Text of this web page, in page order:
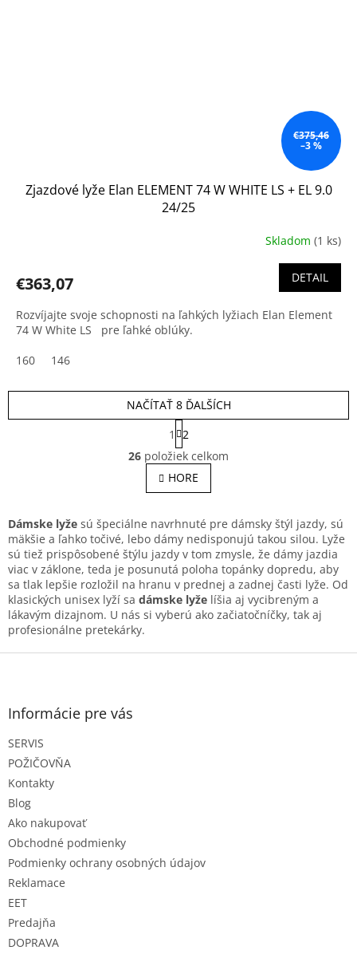
€375,46
–3 %
Zjazdové lyže Elan ELEMENT 74 W WHITE LS + EL 9.0
24/25
Skladom (1 ks)
€363,07 DETAIL
Rozvíjajte svoje schopnosti na ľahkých lyžiach Elan Element
74 W White LS pre ľahké oblúky.
160
146
O
v
l
á
a
c
i
e
p
r
v
NAČÍTAŤ 8 ĎALŠÍCH
S
t
r
á
n
k
v
a
n
i
e
1
2
26 položiek celkom
HORE
Dámske lyže sú špeciálne navrhnuté pre dámsky štýl jazdy, sú
mäkšie a ľahko točivé, lebo dámy nedisponujú takou silou. Lyže
sú tiež prispôsobené štýlu jazdy v tom zmysle, že dámy jazdia
viac v záklone, teda je posunutá poloha topánky dopredu, aby
sa tlak lepšie rozložil na hranu v prednej a zadnej časti lyže. Od
klasických unisex lyží sa dámske lyže líšia aj vycibreným a
lákavým dizajnom. U nás si vyberú ako začiatočníčky, tak aj
profesionálne pretekárky.
Z
Informácie pre vás
SERVIS
POŽIČOVŇA
Kontakty
Blog
Ako nakupovať
Obchodné podmienky
Podmienky ochrany osobných údajov
Reklamace
EET
Predajňa
DOPRAVA